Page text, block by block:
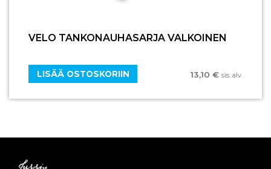
VELO TANKONAUHASARJA VALKOINEN
13,10 € sis. alv.
LISÄÄ OSTOSKORIIN